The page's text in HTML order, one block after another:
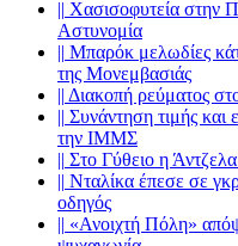
|| Χασισοφυτεία στην
Αστυνομία
|| Μπαρόκ μελωδίες
της Μονεμβασιάς
|| Διακοπή ρεύματος
|| Συνάντηση τιμής και
την ΙΜΜΣ
|| Στο Γύθειο η
|| Νταλίκα έπεσε σε
οδηγός
|| «Ανοιχτή Πόλη»